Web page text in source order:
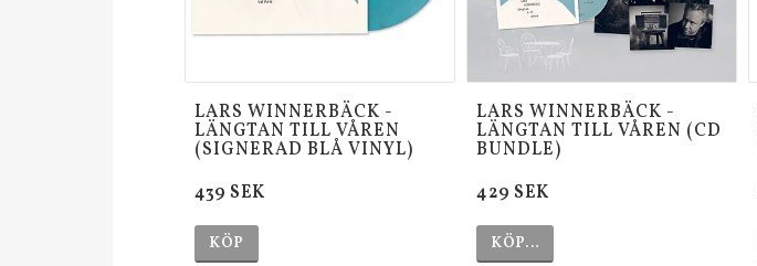
LARS WINNERBÄCK -
LÄNGTAN TILL VÅREN
(SIGNERAD BLÅ VINYL)
439 SEK
KÖP
LARS WINNERBÄCK -
LÄNGTAN TILL VÅREN (CD
BUNDLE)
429 SEK
KÖP…